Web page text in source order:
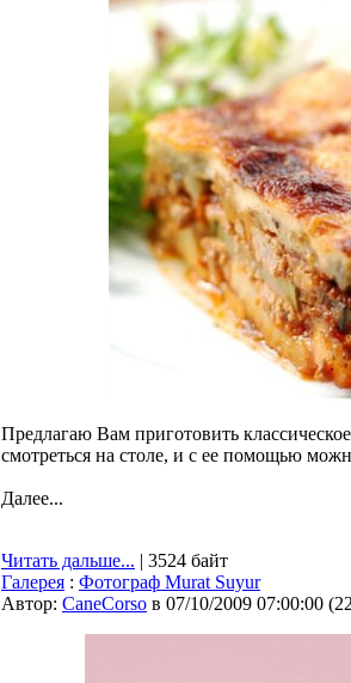
Предлагаю Вам приготовить
смотреться на столе, и с ее помощью
Далее...
Читать дальше... | 3524 байт
Галерея : Фотограф Murat Suyur
Автор: CaneCorso в 07/10/2009 07:00:00 (